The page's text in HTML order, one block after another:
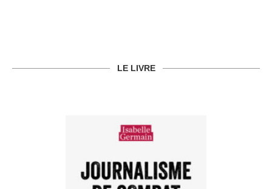
LE LIVRE